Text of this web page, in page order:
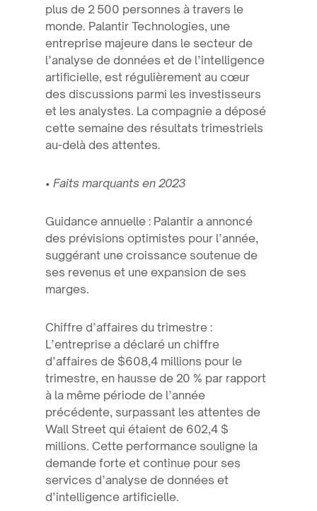
plus de 2 500 personnes à travers le
monde. Palantir Technologies, une
entreprise majeure dans le secteur de
l’analyse de données et de l’intelligence
artificielle, est régulièrement au cœur
des discussions parmi les investisseurs
et les analystes. La compagnie a déposé
cette semaine des résultats trimestriels
au-delà des attentes.
• Faits marquants en 2023
Guidance annuelle : Palantir a annoncé
des prévisions optimistes pour l’année,
suggérant une croissance soutenue de
ses revenus et une expansion de ses
marges.
Chiffre d’affaires du trimestre :
L’entreprise a déclaré un chiffre
d’affaires de $608,4 millions pour le
trimestre, en hausse de 20 % par rapport
à la même période de l’année
précédente, surpassant les attentes de
Wall Street qui étaient de 602,4 $
millions. Cette performance souligne la
demande forte et continue pour ses
services d’analyse de données et
d’intelligence artificielle.